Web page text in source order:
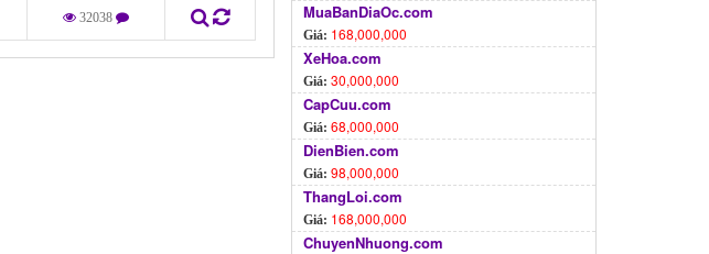
32038 MuaBanDiaOc.com
Giá: 168,000,000
XeHoa.com
Giá: 30,000,000
CapCuu.com
Giá: 68,000,000
DienBien.com
Giá: 98,000,000
ThangLoi.com
Giá: 168,000,000
ChuyenNhuong.com